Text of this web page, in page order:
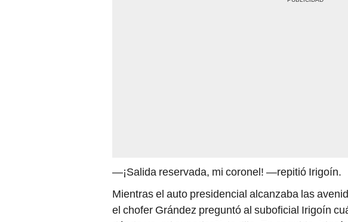
—¡Salida reservada, mi coronel! —repitió Irigoín.
Mientras el auto presidencial alcanzaba las
el chofer Grández preguntó al suboficial Irigoín